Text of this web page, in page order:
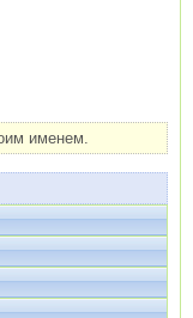
именем.